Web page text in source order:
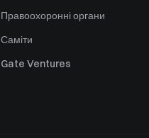
Правоохоронні органи
Саміти
Gate Ventures